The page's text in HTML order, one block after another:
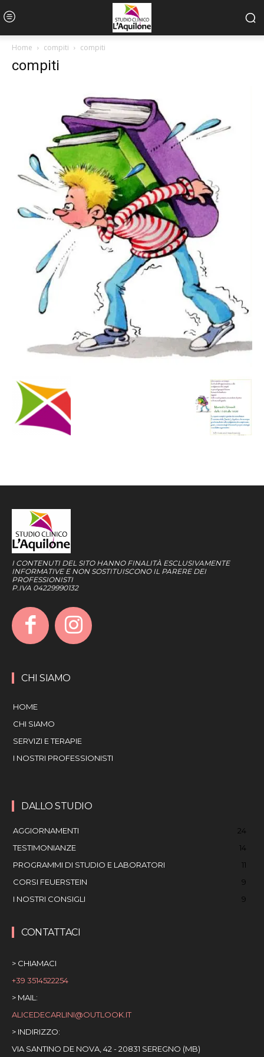
Home compiti compiti
compiti
I CONTENUTI DEL SITO HANNO FINALITÀ ESCLUSIVAMENTE
INFORMATIVE E NON SOSTITUISCONO IL PARERE DEI
PROFESSIONISTI
P.IVA 04229990132
CHI SIAMO
HOME
CHI SIAMO
SERVIZI E TERAPIE
I NOSTRI PROFESSIONISTI
DALLO STUDIO
AGGIORNAMENTI
24
TESTIMONIANZE
14
PROGRAMMI DI STUDIO E LABORATORI
11
CORSI FEUERSTEIN
9
I NOSTRI CONSIGLI
9
CONTATTACI
> CHIAMACI
+39 3514522254
> MAIL:
ALICEDECARLINI@OUTLOOK.IT
> INDIRIZZO:
VIA SANTINO DE NOVA, 42 - 20831 SEREGNO (MB)